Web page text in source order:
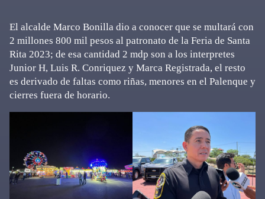
El alcalde Marco Bonilla dio a conocer que se multará con
2 millones 800 mil pesos al patronato de la Feria de Santa
Rita 2023; de esa cantidad 2 mdp son a los interpretes
Junior H, Luis R. Conriquez y Marca Registrada, el resto
es derivado de faltas como riñas, menores en el Palenque y
cierres fuera de horario.